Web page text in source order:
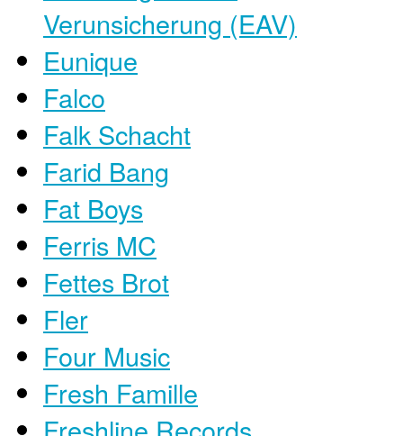
Verunsicherung (EAV)
Eunique
Falco
Falk Schacht
Farid Bang
Fat Boys
Ferris MC
Fettes Brot
Fler
Four Music
Fresh Famille